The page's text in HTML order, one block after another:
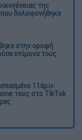
της
δολοφονήθηκε
στην οροφή
επίμονα τους
11άρι»:
τους στο TikTok